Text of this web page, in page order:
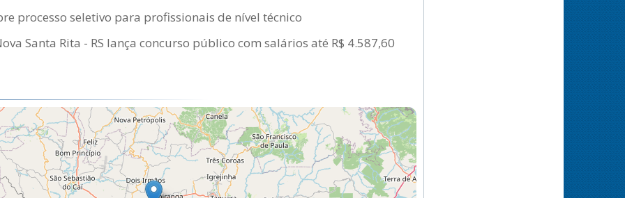
processo seletivo para profissionais de nível técnico
Santa Rita - RS lança concurso público com salários até R$ 4.587,60